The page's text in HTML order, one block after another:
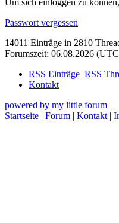
Passwort vergessen
14011 Einträge in 2810
Forumszeit: 06.08.2026
RSS Einträge RSS
Kontakt
powered by my little forum
Startseite | Forum | Kontakt |